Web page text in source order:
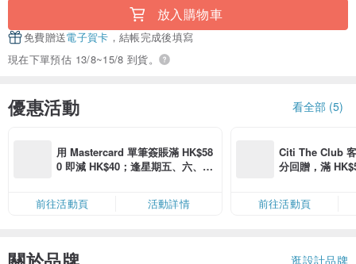
放入購物車
免費贈送電子賀卡 ，結帳完成後填寫
現在下單預估 13/8~15/8 到貨。
優惠活動 看全部 (5)
用 Mastercard 單筆簽賬滿 HK$58
0 即減 HK$40；逢星期五、六、日
卡」結帳）
前往活動頁 活動詳情
Citi The Club
分回贈，滿
前往活動頁
逛設計品牌